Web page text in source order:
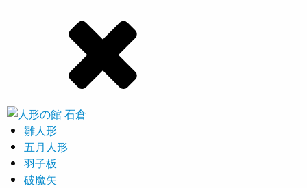
雛人形
五月人形
羽子板
破魔矢